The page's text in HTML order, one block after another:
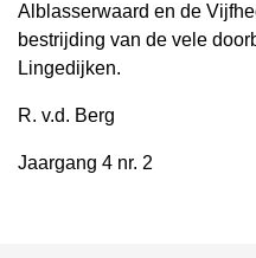
Alblasserwaard en de
bestrijding van de vele
Lingedijken.
R. v.d. Berg
Jaargang 4 nr. 2